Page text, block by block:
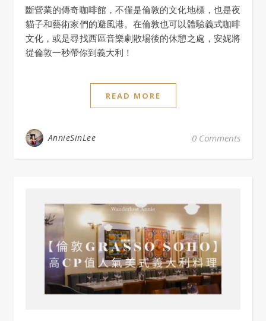
斷營業的傳奇咖啡館，不僅是倫敦的文化地標，也是夜
貓子和藝術家們的避風港。在倫敦也可以體驗義式咖啡
文化，或是尋找西區音樂劇散場後的休憩之處，安妮將
從倫敦一秒帶你到義大利！
READ MORE
AnnieSinLee 0 Comments